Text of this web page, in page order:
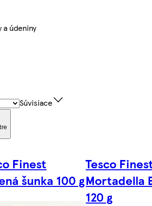
a údeniny
Súvisiace
Finest
šunka 100 g
Tesco
Mortadella
120 g